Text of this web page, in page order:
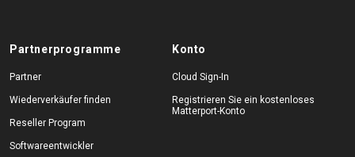
Partnerprogramme
Partner
Wiederverkäufer finden
Reseller Program
Softwareentwickler
Konto
Cloud Sign-In
Registrieren Sie ein kostenloses
Matterport-Konto